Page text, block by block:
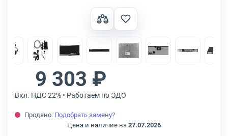
9 303 ₽
Вкл. НДС 22% • Работаем по ЭДО
Продано. Подобрать замену?
Цена и наличие на 27.07.2026